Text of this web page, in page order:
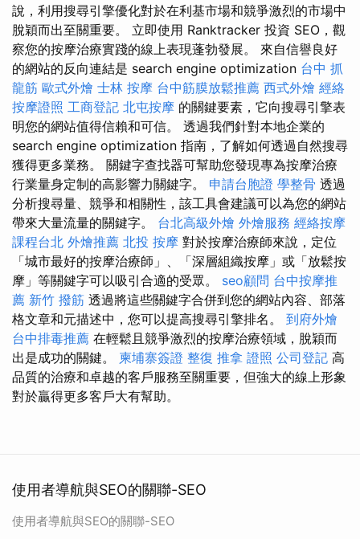
說，利用搜尋引擎優化對於在利基市場和競爭激烈的市場中
脫穎而出至關重要。 立即使用 Ranktracker 投資 SEO，觀
察您的按摩治療實踐的線上表現蓬勃發展。 來自信譽良好
的網站的反向連結是 search engine optimization 台中 抓
龍筋 歐式外燴 士林 按摩 台中筋膜放鬆推薦 西式外燴 經絡
按摩證照 工商登記 北屯按摩 的關鍵要素，它向搜尋引擎表
明您的網站值得信賴和可信。 透過我們針對本地企業的
search engine optimization 指南，了解如何透過自然搜尋
獲得更多業務。 關鍵字查找器可幫助您發現專為按摩治療
行業量身定制的高影響力關鍵字。 申請台胞證 學整骨 透過
分析搜尋量、競爭和相關性，該工具會建議可以為您的網站
帶來大量流量的關鍵字。 台北高級外燴 外燴服務 經絡按摩
課程台北 外燴推薦 北投 按摩 對於按摩治療師來說，定位
「城市最好的按摩治療師」、「深層組織按摩」或「放鬆按
摩」等關鍵字可以吸引合適的受眾。 seo顧問 台中按摩推
薦 新竹 撥筋 透過將這些關鍵字合併到您的網站內容、部落
格文章和元描述中，您可以提高搜尋引擎排名。 到府外燴
台中排毒推薦 在輕鬆且競爭激烈的按摩治療領域，脫穎而
出是成功的關鍵。 柬埔寨簽證 整復 推拿 證照 公司登記 高
品質的治療和卓越的客戶服務至關重要，但強大的線上形象
對於贏得更多客戶大有幫助。
使用者導航與SEO的關聯-SEO
使用者導航與SEO的關聯-SEO